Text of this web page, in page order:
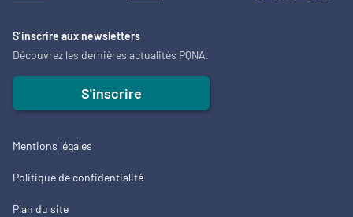
S’inscrire aux newsletters
Découvrez les dernières actualités PQNA.
S'inscrire
Mentions légales
Politique de confidentialité
Plan du site